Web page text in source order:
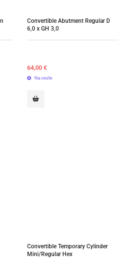
Convertible Abutment Regular D
6,0 x GH 3,0
64,00 €
Na ceste
Convertible Temporary Cylinder
Mini/Regular Hex